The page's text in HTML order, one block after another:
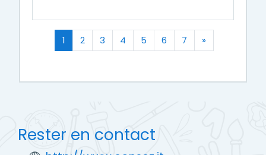
1(actuel)
2 3 4 5 6 7 »Suivant
Rester en contact